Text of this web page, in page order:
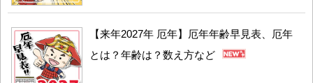
【来年2027年 厄年】厄年年齢早見表、厄年
とは？年齢は？数え方など